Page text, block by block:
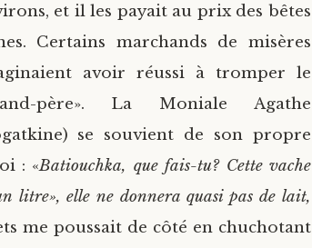
et il les payait au prix des bêtes
Certains marchands de misères
avoir réussi à tromper le
père». La Moniale Agathe
se souvient de son propre
: «Batiouchka, que fais-tu? Cette vache
litre», elle ne donnera quasi pas de lait,
me poussait de côté en chuchotant